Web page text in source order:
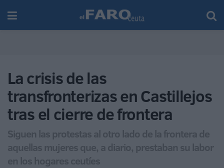
La crisis de las
transfronterizas en Castillejos
tras el cierre de frontera
Siguen las protestas al otro lado de la frontera de
aquellas mujeres que, a diario, prestaban su labor
en los hogares ceutíes